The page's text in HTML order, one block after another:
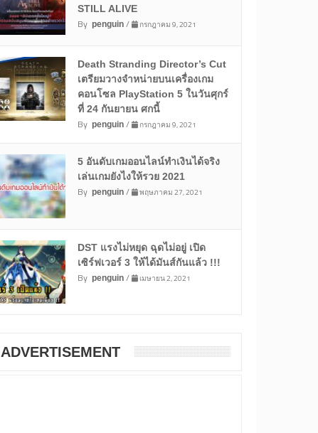
STILL ALIVE
By penguin/ กรกฎาคม 9, 2021
Death Stranding Director’s Cut
เตรียมวางจำหน่ายบนเครื่องเกม
คอนโซล PlayStation 5 ในวันศุกร์
ที่ 24 กันยายน ศกนี้
By penguin/ กรกฎาคม 9, 2021
5 อันดับเกมออนไลน์ทำเงินได้จริง
เล่นเกมยังไงให้รวย 2021
By penguin/ พฤษภาคม 27, 2021
DST แรงไม่หยุด ฉุดไม่อยู่ เปิด
เซิร์ฟเวอร์ 3 ให้ได้มันส์กันแล้ว !!!
By penguin/ เมษายน 2, 2021
ADVERTISEMENT